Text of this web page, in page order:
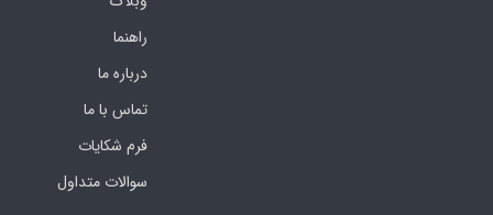
راهنما
درباره ما
تماس با ما
فرم‌ شکایات
سوالات متداول